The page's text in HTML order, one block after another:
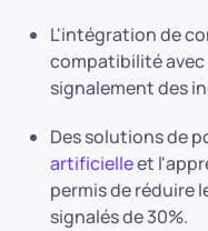
L'intégration de
compatibilité
signalement des
Des solutions de
artificielleet
permis de réduire
signalés de 30%.